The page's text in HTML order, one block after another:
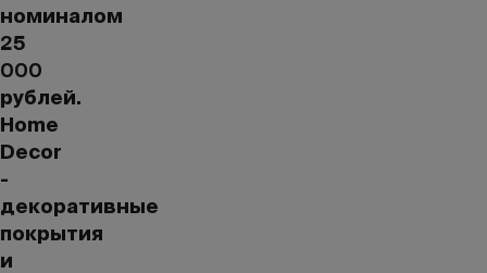
номиналом
25
000
рублей.
Home
Decor
-
декоративные
покрытия
и